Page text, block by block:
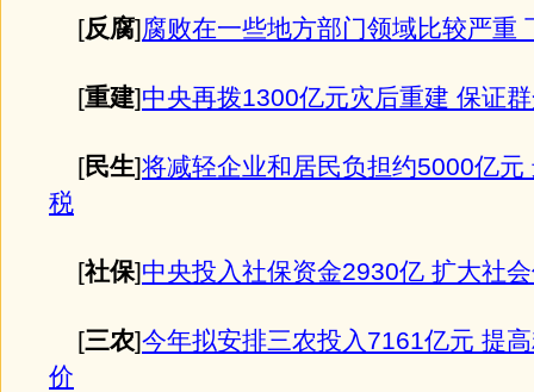
[反腐]腐败在一些地方部门领域比较严重
[重建]中央再拨1300亿元灾后重建 保证
[民生]将减轻企业和居民负担约5000亿元
税
[社保]中央投入社保资金2930亿 扩大社
[三农]今年拟安排三农投入7161亿元 提
价